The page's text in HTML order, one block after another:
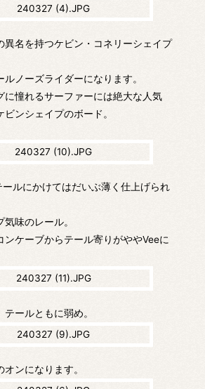
異名を持つケビン・コネリーシェイプ
ノーズライダーになります。
に憧れるサーファーには絶大な人気
ンシェイプのボード。
ルにかけてはだいぶ薄く仕上げられ
味のレール。
ンケーブからテール寄りがややVeeに
ールともに弱め。
ンになります。